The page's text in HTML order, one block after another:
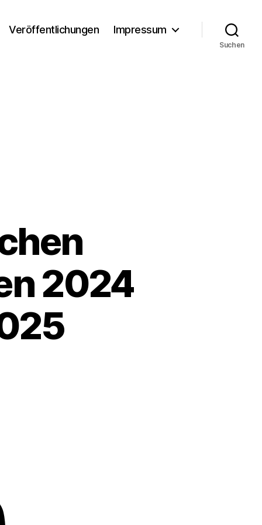
Veröffentlichungen Impressum
Suchen
2024